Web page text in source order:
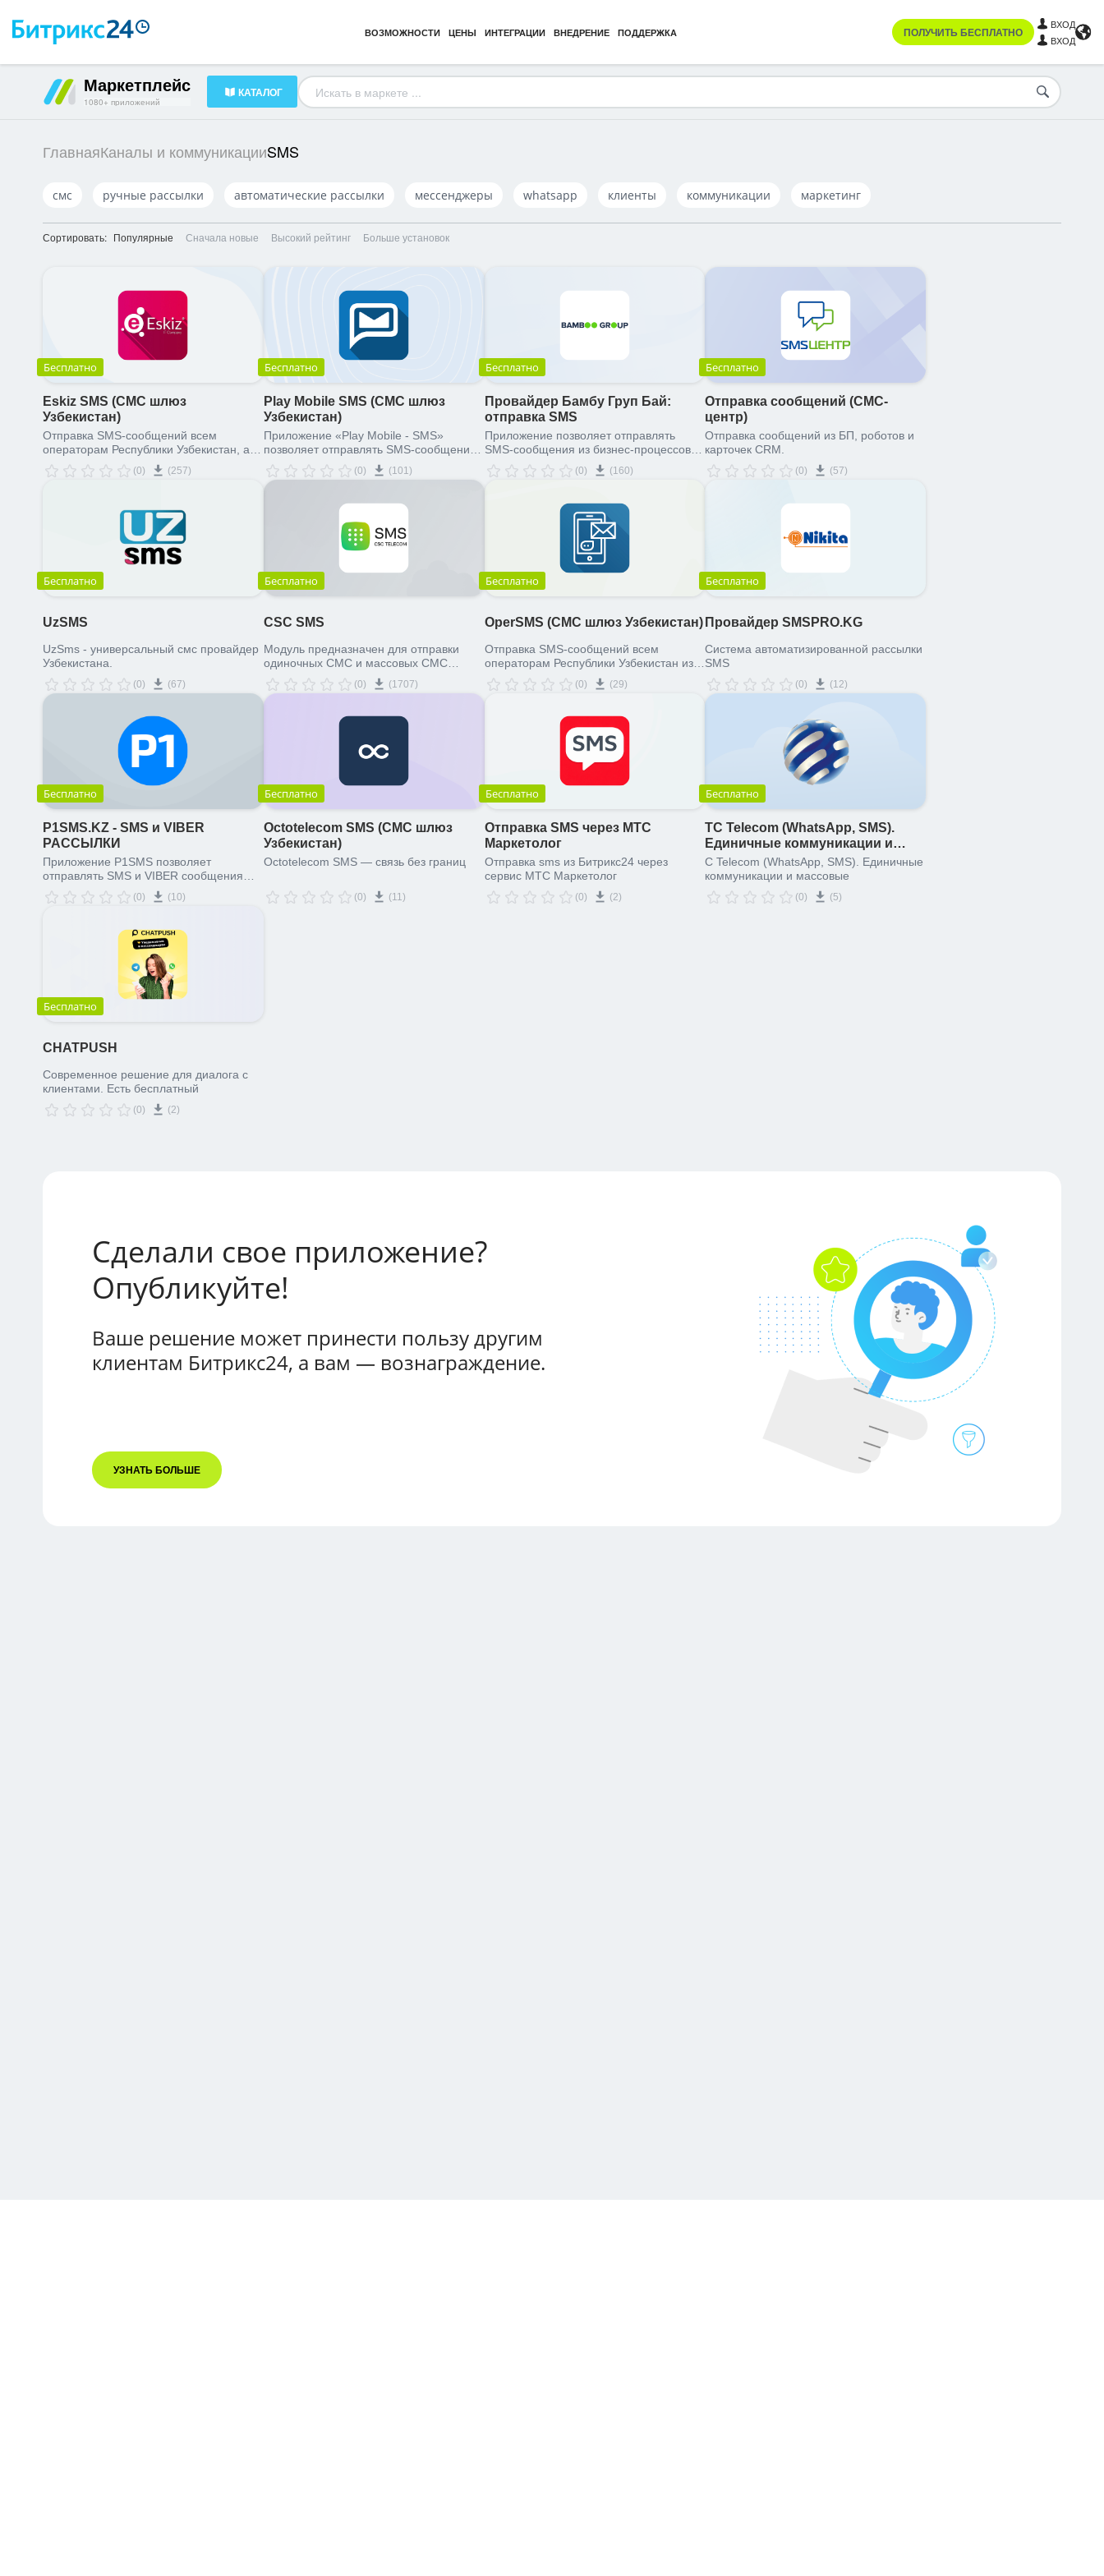
ВОЗМОЖНОСТИ ЦЕНЫ ИНТЕГРАЦИИ ВНЕДРЕНИЕ ПОДДЕРЖКА ПОЛУЧИТЬ БЕСПЛАТНО
ВХОД
ВХОД
Маркетплейс
1080+ приложений
КАТАЛОГ
HR-менеджмент
ГлавнаяКаналы и коммуникацииSMS
смс ручные рассылки автоматические рассылки мессенджеры whatsapp клиенты коммуникации маркетинг
Сортировать: Популярные Сначала новые Высокий рейтинг Больше установок
Бесплатно
Eskiz SMS (СМС шлюз
Узбекистан)
Отправка SMS-сообщений всем
операторам Республики Узбекистан, а
также на международные номера из
Битрикс24.
(0) (257)
Бесплатно
Play Mobile SMS (СМС шлюз
Узбекистан)
Приложение «Play Mobile - SMS»
позволяет отправлять SMS-сообщения
из системы «1С-Битрикс24» через
сервис SMS-провайдера «PLAY
MOBILE» лидам, контактам, компаниям,
а также ответственным за сделки прямо
из системы Битрикс24. Возможна как
организация массовых SMS-рассылок,
так и отправка одиночных сообщений, в
(0) (101)
Бесплатно
Провайдер Бамбу Груп Бай:
отправка SMS
Приложение позволяет отправлять
SMS-сообщения из бизнес-процессов,
CRM-роботов, модулей "CRM" и "CRM-
маркетинг"
(0) (160)
Бесплатно
Отправка сообщений (СМС-
центр)
Отправка сообщений из БП, роботов и
карточек CRM.
(0) (57)
Бесплатно
UzSMS
UzSms - универсальный смс провайдер
Узбекистана.
(0) (67)
Бесплатно
CSC SMS
Модуль предназначен для отправки
одиночных СМС и массовых СМС
рассылок компании, клиентам или на
произвольные номера.
(0) (1707)
Бесплатно
OperSMS (СМС шлюз Узбекистан)
Отправка SMS-сообщений всем
операторам Республики Узбекистан из
Битрикс24.
(0) (29)
Бесплатно
Провайдер SMSPRO.KG
Cистема автоматизированной рассылки
SMS
(0) (12)
Бесплатно
P1SMS.KZ - SMS и VIBER
РАССЫЛКИ
Приложение P1SMS позволяет
отправлять SMS и VIBER сообщения
вашим клиентам или сотрудникам.
(0) (10)
Бесплатно
Octotelecom SMS (СМС шлюз
Узбекистан)
Octotelecom SMS — связь без границ
(0) (11)
Бесплатно
Отправка SMS через МТС
Маркетолог
Отправка sms из Битрикс24 через
сервис МТС Маркетолог
(0) (2)
Бесплатно
TC Telecom (WhatsApp, SMS).
Единичные коммуникации и
массовые рассылки.
C Telecom (WhatsApp, SMS). Единичные
коммуникации и массовые
(0) (5)
Бесплатно
CHATPUSH
Современное решение для диалога с
клиентами. Есть бесплатный
(0) (2)
Сделали свое приложение?
Опубликуйте!
Ваше решение может принести пользу другим
клиентам Битрикс24, а вам — вознаграждение.
УЗНАТЬ БОЛЬШЕ